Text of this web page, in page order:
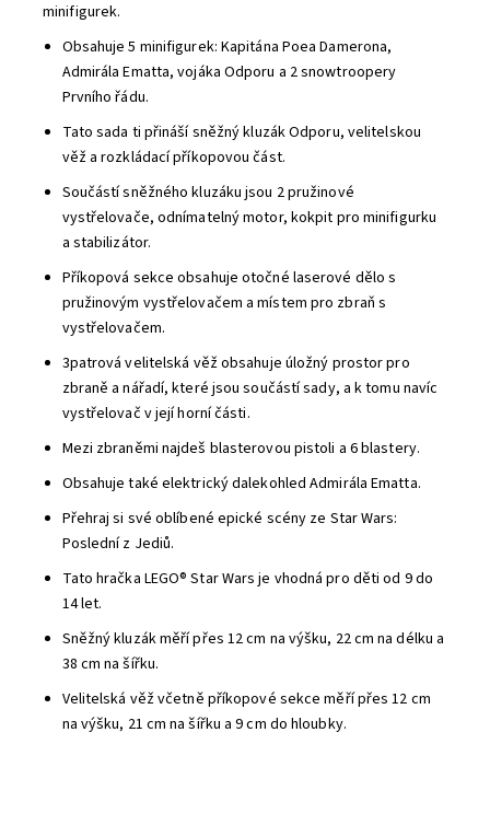
minifigurek.
Obsahuje 5 minifigurek: Kapitána Poea Damerona,
Admirála Ematta, vojáka Odporu a 2 snowtroopery
Prvního řádu.
Tato sada ti přináší sněžný kluzák Odporu, velitelskou
věž a rozkládací příkopovou část.
Součástí sněžného kluzáku jsou 2 pružinové
vystřelovače, odnímatelný motor, kokpit pro minifigurku
a stabilizátor.
Příkopová sekce obsahuje otočné laserové dělo s
pružinovým vystřelovačem a místem pro zbraň s
vystřelovačem.
3patrová velitelská věž obsahuje úložný prostor pro
zbraně a nářadí, které jsou součástí sady, a k tomu navíc
vystřelovač v její horní části.
Mezi zbraněmi najdeš blasterovou pistoli a 6 blastery.
Obsahuje také elektrický dalekohled Admirála Ematta.
Přehraj si své oblíbené epické scény ze Star Wars:
Poslední z Jediů.
Tato hračka LEGO® Star Wars je vhodná pro děti od 9 do
14 let.
Sněžný kluzák měří přes 12 cm na výšku, 22 cm na délku a
38 cm na šířku.
Velitelská věž včetně příkopové sekce měří přes 12 cm
na výšku, 21 cm na šířku a 9 cm do hloubky.